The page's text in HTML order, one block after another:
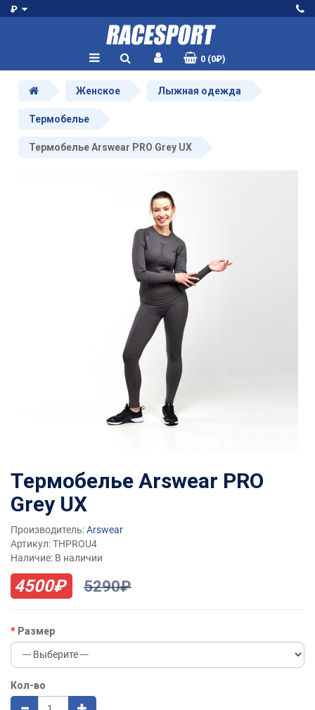
₽
0 (0₽)
Женское Лыжная одежда
Термобелье
Термобелье Arswear PRO Grey UX
Термобелье Arswear PRO
Grey UX
Производитель:Arswear
Артикул: THPROU4
Наличие: В наличии
4500₽ 5290₽
Размер
Кол-во